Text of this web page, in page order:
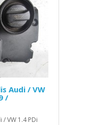
Audi / VW
/
VW 1.4 PDi